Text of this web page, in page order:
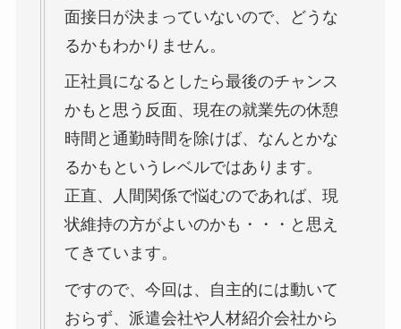
面接日が決まっていないので、どうな
るかもわかりません。
正社員になるとしたら最後のチャンス
かもと思う反面、現在の就業先の休憩
時間と通勤時間を除けば、なんとかな
るかもというレベルではあります。
正直、人間関係で悩むのであれば、現
状維持の方がよいのかも・・・と思え
てきています。
ですので、今回は、自主的には動いて
おらず、派遣会社や人材紹介会社から